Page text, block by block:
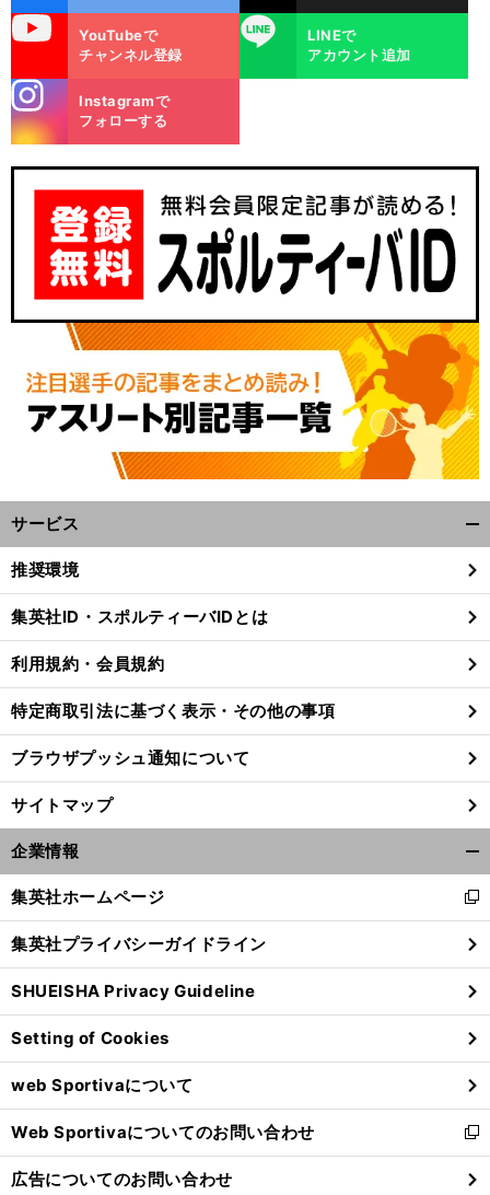
J1 、
YouTubeで
チャンネル登録
LINE
LINEで
アカウント追加
m
Instagramで
フォローする
サービス
閉
る
推奨環境
集英社ID・スポルティーバIDとは
利用規約・会員規約
特定商取引法に基づく表示・その他の事項
ブラウザプッシュ通知について
サイトマップ
企業情報
閉
る
集英社ホームページ
新
し
い
ウ
ィ
ン
ド
ウ
で
開
く
集英社プライバシーガイドライン
SHUEISHA Privacy Guideline
Setting of Cookies
web Sportivaについて
Web Sportivaについてのお問い合わせ
新
し
い
広告についてのお問い合わせ